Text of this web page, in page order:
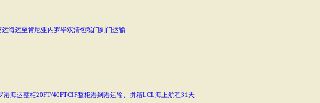
海运至肯尼亚内罗毕双清包税门到门运输
海运整柜20FT/40FTCIF整柜港到港运输、拼箱LCL海上航程31天